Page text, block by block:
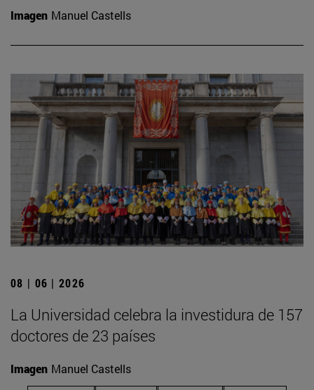
Imagen Manuel Castells
08 | 06 | 2026
La Universidad celebra la investidura de 157
doctores de 23 países
Imagen Manuel Castells